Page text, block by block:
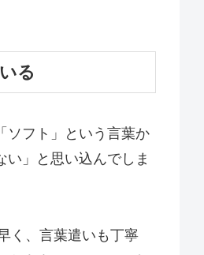
る
ソフト」という言葉か
い」と思い込んでしま
く、言葉遣いも丁寧